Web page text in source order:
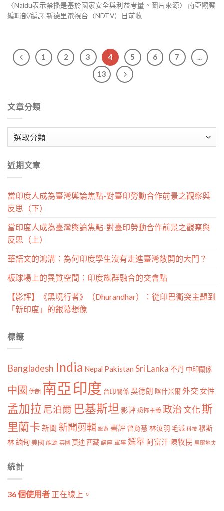
〈Naidu表示禁播是基於國家安全與利益考量。圖片來源〉 南亞觀察
編輯部/編譯 新德里電視台（NDTV）日前收
1 2 3 4 5 6 7
...
13
文章分類
類
近期文章
當印度人成為臺灣輿論焦點-對臺印勞動合作前景之觀察與
反思（下）
當印度人成為臺灣輿論焦點-對臺印勞動合作前景之觀察與
反思（上）
華語文的鴻溝：為何印度學生沒有走進臺灣敞開的大門？
板球場上的異質空間：印度族群融合的交會點
【影評】《黑境行者》（Dhurandhar）：從印巴衝突主題到
「新印度」的銀幕想像
標籤
Bangladesh India Nepal Pakistan Sri Lanka 不丹 中印關係
中國 伊朗 南亞印度 台印關係 吳德朗 喀什米爾外交 女性
孟加拉 尼泊爾 巴基斯坦 影評 恐怖主義 政治文化斯
里蘭卡 新聞 新聞剪輯 旅遊 書評 曾育慧 林汝羽 毛派 科技 穆斯
林 緬甸 美國 能源 英國 莫迪 西藏 講座 軍事 選舉 阿富汗 陳牧民 馬爾地夫
統計
36 個使用者 正在線上。